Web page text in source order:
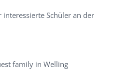
interessierte Schüler an der
family in Welling